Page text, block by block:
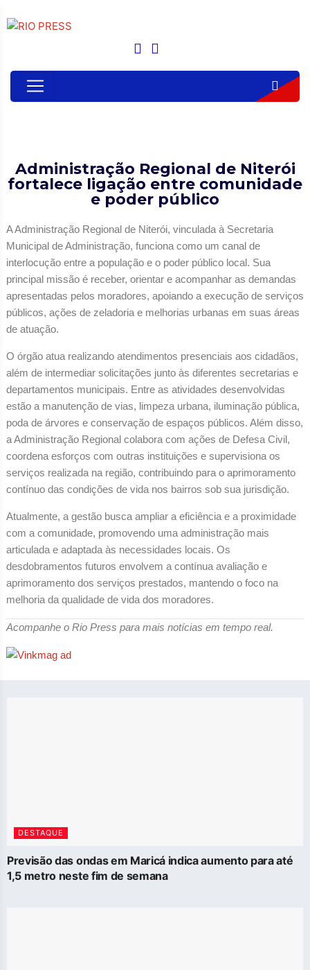
Administração Regional de Niterói
fortalece ligação entre comunidade
e poder público
A Administração Regional de Niterói, vinculada à Secretaria
Municipal de Administração, funciona como um canal de
interlocução entre a população e o poder público local. Sua
principal missão é receber, orientar e acompanhar as demandas
apresentadas pelos moradores, apoiando a execução de serviços
públicos, ações de zeladoria e melhorias urbanas em suas áreas
de atuação.
O órgão atua realizando atendimentos presenciais aos cidadãos,
além de intermediar solicitações junto às diferentes secretarias e
departamentos municipais. Entre as atividades desenvolvidas
estão a manutenção de vias, limpeza urbana, iluminação pública,
poda de árvores e conservação de espaços públicos. Além disso,
a Administração Regional colabora com ações de Defesa Civil,
coordena esforços com outras instituições e supervisiona os
serviços realizada na região, contribuindo para o aprimoramento
contínuo das condições de vida nos bairros sob sua jurisdição.
Atualmente, a gestão busca ampliar a eficiência e a proximidade
com a comunidade, promovendo uma administração mais
articulada e adaptada às necessidades locais. Os
desdobramentos futuros envolvem a contínua avaliação e
aprimoramento dos serviços prestados, mantendo o foco na
melhoria da qualidade de vida dos moradores.
Acompanhe o Rio Press para mais notícias em tempo real.
DESTAQUE
Previsão das ondas em Maricá indica aumento para até
1,5 metro neste fim de semana